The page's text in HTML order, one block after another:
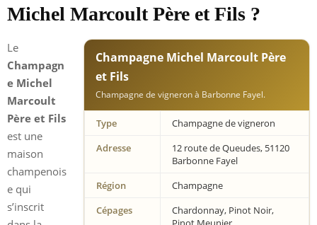
Michel Marcoult Père et Fils ?
Champagne Michel Marcoult Père
et Fils
Champagne de vigneron à Barbonne Fayel.
Type
Champagne de vigneron
Adresse
12 route de Queudes, 51120
Barbonne Fayel
Région
Champagne
Cépages
Chardonnay, Pinot Noir,
Le
Champagn
e Michel
Marcoult
Père et Fils
est une
maison
champenois
e qui
s’inscrit